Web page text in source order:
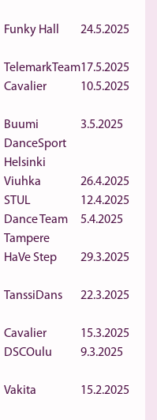
Funky Hall 24.5.2025
TelemarkTeam17.5.2025
Cavalier 10.5.2025
Buumi
DanceSport
Helsinki
3.5.2025
Viuhka
26.4.2025
STUL
12.4.2025
Dance Team
Tampere
5.4.2025
HaVe Step 29.3.2025
TanssiDans 22.3.2025
Cavalier
15.3.2025
DSCOulu 9.3.2025
Vakita 15.2.2025